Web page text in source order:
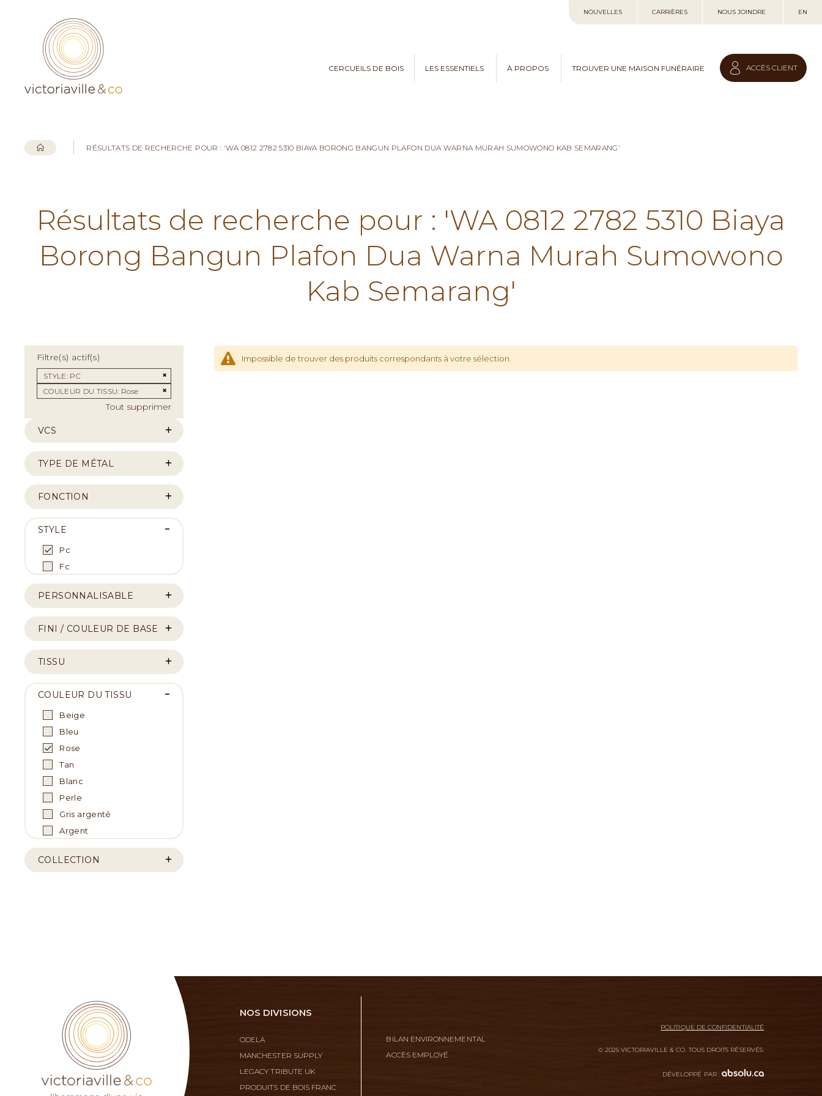
au
NOUVELLES CARRIÈRES NOUS JOINDRE EN
CERCUEILS DE BOIS LES ESSENTIELS À PROPOS TROUVER UNE MAISON FUNÉRAIRE ACCÈS CLIENT
RÉSULTATS DE RECHERCHE POUR : 'WA 0812 2782 5310 BIAYA BORONG BANGUN PLAFON DUA WARNA MURAH SUMOWONO KAB SEMARANG'
Résultats de recherche pour : 'WA 0812 2782 5310 Biaya
Borong Bangun Plafon Dua Warna Murah Sumowono
Kab Semarang'
Impossible de trouver des produits correspondants à votre sélection.
Filtre(s) actif(s)
STYLE PC
Supprimer cet Élément
COULEUR DU TISSU Rose
Tout supprimer
VCS
TYPE DE MÉTAL
FONCTION
STYLE
Pc
Fc
PERSONNALISABLE
FINI / COULEUR DE BASE
TISSU
COULEUR DU TISSU
Beige
Bleu
Rose
Tan
Blanc
Perle
Gris argenté
Argent
COLLECTION
NOS DIVISIONS
ODELA
MANCHESTER SUPPLY
LEGACY TRIBUTE UK
PRODUITS DE BOIS FRANC
BILAN ENVIRONNEMENTAL
ACCÈS EMPLOYÉ
POLITIQUE DE CONFIDENTIALITÉ
© 2025 VICTORIAVILLE & CO. TOUS DROITS RÉSERVÉS.
DÉVELOPPÉ PAR :